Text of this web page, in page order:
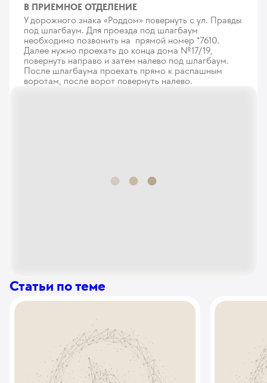
Микроманипуляция ПИКСИ
312у. е.29 640₽
Тест на выживаемость сперматозоидов
320 у. е. 30 400₽
месяцев
Перенос криоконсервированных эмбрионов
75 050 ₽
Использование донорской спермы в программе
В ПРИЕМНОЕ ОТДЕЛЕНИЕ
У дорожного знака «Роддом» повернуть с ул. Правды
под шлагбаум. Для проезда под шлагбаум
необходимо позвонить на прямой номер *7610.
Далее нужно проехать до конца дома №17/19,
повернуть направо и затем налево под шлагбаум.
После шлагбаума проехать прямо к распашным
воротам, после ворот повернуть налево.
Статьи по теме